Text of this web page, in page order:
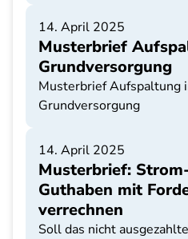
14. April 2025
Musterbrief
Grundversorgung
Musterbrief Aufspaltung
Grundversorgung
14. April 2025
Musterbrief:
Guthaben mit
verrechnen
Soll das nicht